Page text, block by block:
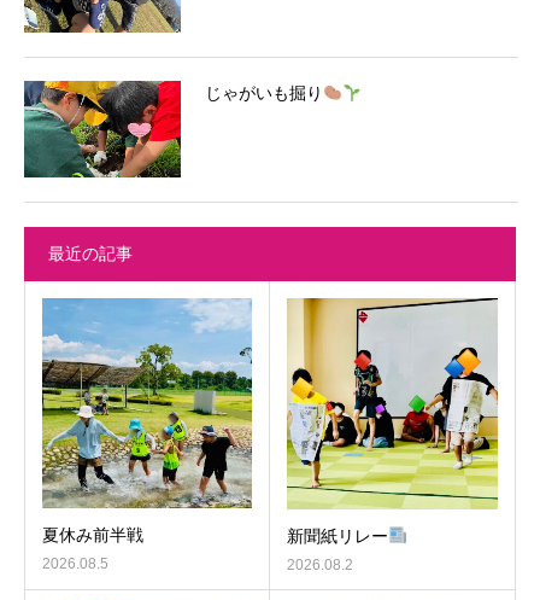
じゃがいも掘り
最近の記事
夏休み前半戦
2026.08.5
新聞紙リレー
2026.08.2